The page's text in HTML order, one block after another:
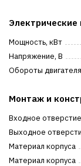
Мощность, кВт
Напряжение, В
Обороты
Монтаж и
Входное отверстие
Выходное
Материал корпуса
Материал корпуса